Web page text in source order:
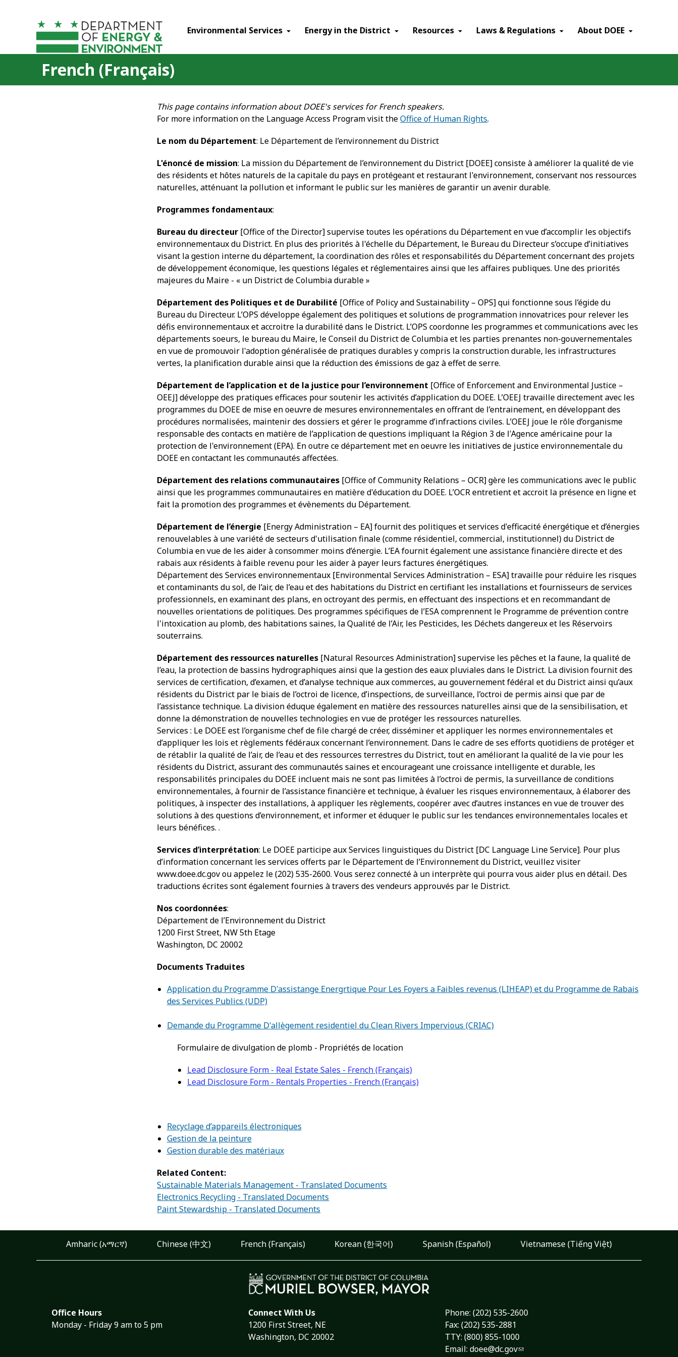
Environmental Services Energy in the District Resources Laws & Regulations About DOEE
French (Français)
This page contains information about DOEE's services for French speakers.
For more information on the Language Access Program visit theOffice of Human Rights.
Le nom du Département: Le Département de l’environnement du District
L'énoncé de mission: La mission du Département de l’environnement du District [DOEE] consiste à améliorer la qualité de vie
des résidents et hôtes naturels de la capitale du pays en protégeant et restaurant l'environnement, conservant nos ressources
naturelles, atténuant la pollution et informant le public sur les manières de garantir un avenir durable.
Programmes fondamentaux:
Bureau du directeur [Office of the Director] supervise toutes les opérations du Département en vue d’accomplir les objectifs
environnementaux du District. En plus des priorités à l'échelle du Département, le Bureau du Directeur s’occupe d’initiatives
visant la gestion interne du département, la coordination des rôles et responsabilités du Département concernant des projets
de développement économique, les questions légales et réglementaires ainsi que les affaires publiques. Une des priorités
majeures du Maire - « un District de Columbia durable »
Département des Politiques et de Durabilité [Office of Policy and Sustainability – OPS] qui fonctionne sous l’égide du
Bureau du Directeur. L’OPS développe également des politiques et solutions de programmation innovatrices pour relever les
défis environnementaux et accroitre la durabilité dans le District. L’OPS coordonne les programmes et communications avec les
départements soeurs, le bureau du Maire, le Conseil du District de Columbia et les parties prenantes non-gouvernementales
en vue de promouvoir l'adoption généralisée de pratiques durables y compris la construction durable, les infrastructures
vertes, la planification durable ainsi que la réduction des émissions de gaz à effet de serre.
Département de l’application et de la justice pour l’environnement [Office of Enforcement and Environmental Justice –
OEEJ] développe des pratiques efficaces pour soutenir les activités d’application du DOEE. L’OEEJ travaille directement avec les
programmes du DOEE de mise en oeuvre de mesures environnementales en offrant de l’entrainement, en développant des
procédures normalisées, maintenir des dossiers et gérer le programme d’infractions civiles. L’OEEJ joue le rôle d’organisme
responsable des contacts en matière de l’application de questions impliquant la Région 3 de l'Agence américaine pour la
protection de l'environnement (EPA). En outre ce département met en oeuvre les initiatives de justice environnementale du
DOEE en contactant les communautés affectées.
Département des relations communautaires [Office of Community Relations – OCR] gère les communications avec le public
ainsi que les programmes communautaires en matière d'éducation du DOEE. L’OCR entretient et accroit la présence en ligne et
fait la promotion des programmes et évènements du Département.
Département de l’énergie [Energy Administration – EA] fournit des politiques et services d'efficacité énergétique et d’énergies
renouvelables à une variété de secteurs d'utilisation finale (comme résidentiel, commercial, institutionnel) du District de
Columbia en vue de les aider à consommer moins d’énergie. L’EA fournit également une assistance financière directe et des
rabais aux résidents à faible revenu pour les aider à payer leurs factures énergétiques.
Département des Services environnementaux [Environmental Services Administration – ESA] travaille pour réduire les risques
et contaminants du sol, de l’air, de l’eau et des habitations du District en certifiant les installations et fournisseurs de services
professionnels, en examinant des plans, en octroyant des permis, en effectuant des inspections et en recommandant de
nouvelles orientations de politiques. Des programmes spécifiques de l’ESA comprennent le Programme de prévention contre
l'intoxication au plomb, des habitations saines, la Qualité de l’Air, les Pesticides, les Déchets dangereux et les Réservoirs
souterrains.
Département des ressources naturelles [Natural Resources Administration] supervise les pêches et la faune, la qualité de
l’eau, la protection de bassins hydrographiques ainsi que la gestion des eaux pluviales dans le District. La division fournit des
services de certification, d’examen, et d’analyse technique aux commerces, au gouvernement fédéral et du District ainsi qu’aux
résidents du District par le biais de l’octroi de licence, d’inspections, de surveillance, l’octroi de permis ainsi que par de
l’assistance technique. La division éduque également en matière des ressources naturelles ainsi que de la sensibilisation, et
donne la démonstration de nouvelles technologies en vue de protéger les ressources naturelles.
Services : Le DOEE est l’organisme chef de file chargé de créer, disséminer et appliquer les normes environnementales et
d’appliquer les lois et règlements fédéraux concernant l’environnement. Dans le cadre de ses efforts quotidiens de protéger et
de rétablir la qualité de l’air, de l’eau et des ressources terrestres du District, tout en améliorant la qualité de la vie pour les
résidents du District, assurant des communautés saines et encourageant une croissance intelligente et durable, les
responsabilités principales du DOEE incluent mais ne sont pas limitées à l’octroi de permis, la surveillance de conditions
environnementales, à fournir de l’assistance financière et technique, à évaluer les risques environnementaux, à élaborer des
politiques, à inspecter des installations, à appliquer les règlements, coopérer avec d’autres instances en vue de trouver des
solutions à des questions d’environnement, et informer et éduquer le public sur les tendances environnementales locales et
leurs bénéfices. .
Services d’interprétation: Le DOEE participe aux Services linguistiques du District [DC Language Line Service]. Pour plus
d’information concernant les services offerts par le Département de l’Environnement du District, veuillez visiter
www.doee.dc.gov ou appelez le (202) 535-2600. Vous serez connecté à un interprète qui pourra vous aider plus en détail. Des
traductions écrites sont également fournies à travers des vendeurs approuvés par le District.
Nos coordonnées:
Département de l’Environnement du District
1200 First Street, NW 5th Etage
Washington, DC 20002
Documents Traduites
Application du Programme D'assistange Energrtique Pour Les Foyers a Faibles revenus (LIHEAP) et du Programme de Rabais
des Services Publics (UDP)
Demande du Programme D'allègement residentiel du Clean Rivers Impervious (CRIAC)
Formulaire de divulgation de plomb - Propriétés de location
Lead Disclosure Form - Real Estate Sales - French (Français)
Lead Disclosure Form - Rentals Properties - French (Français)
Recyclage d’appareils électroniques
Gestion de la peinture
Gestion durable des matériaux
Related Content:
Sustainable Materials Management - Translated Documents
Electronics Recycling - Translated Documents
Paint Stewardship - Translated Documents
Amharic (አማርኛ) Chinese (中文) French (Français) Korean (한국어) Spanish (Español) Vietnamese (Tiếng Việt)
Office Hours
Monday - Friday 9 am to 5 pm
Connect With Us
1200 First Street, NE
Washington, DC 20002
Phone: (202) 535-2600
Fax: (202) 535-2881
TTY: (800) 855-1000
Email: doee@dc.gov